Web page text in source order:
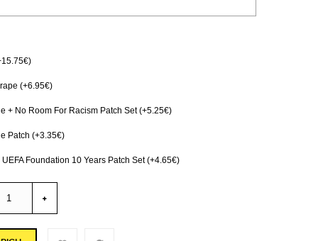
(+6.95€)
+ No Room For Racism Patch Set (+5.25€)
Patch (+3.35€)
Foundation 10 Years Patch Set (+4.65€)